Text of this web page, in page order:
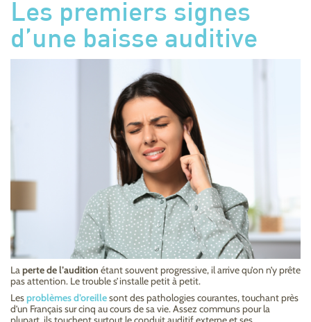
Les premiers signes
d’une baisse auditive
Laperte de l’audition étant souvent progressive, il arrive qu’on n’y prête
pas attention. Le trouble s’installe petit à petit.
Lesproblèmes d’oreillesont des pathologies courantes, touchant près
d’un Français sur cinq au cours de sa vie. Assez communs pour la